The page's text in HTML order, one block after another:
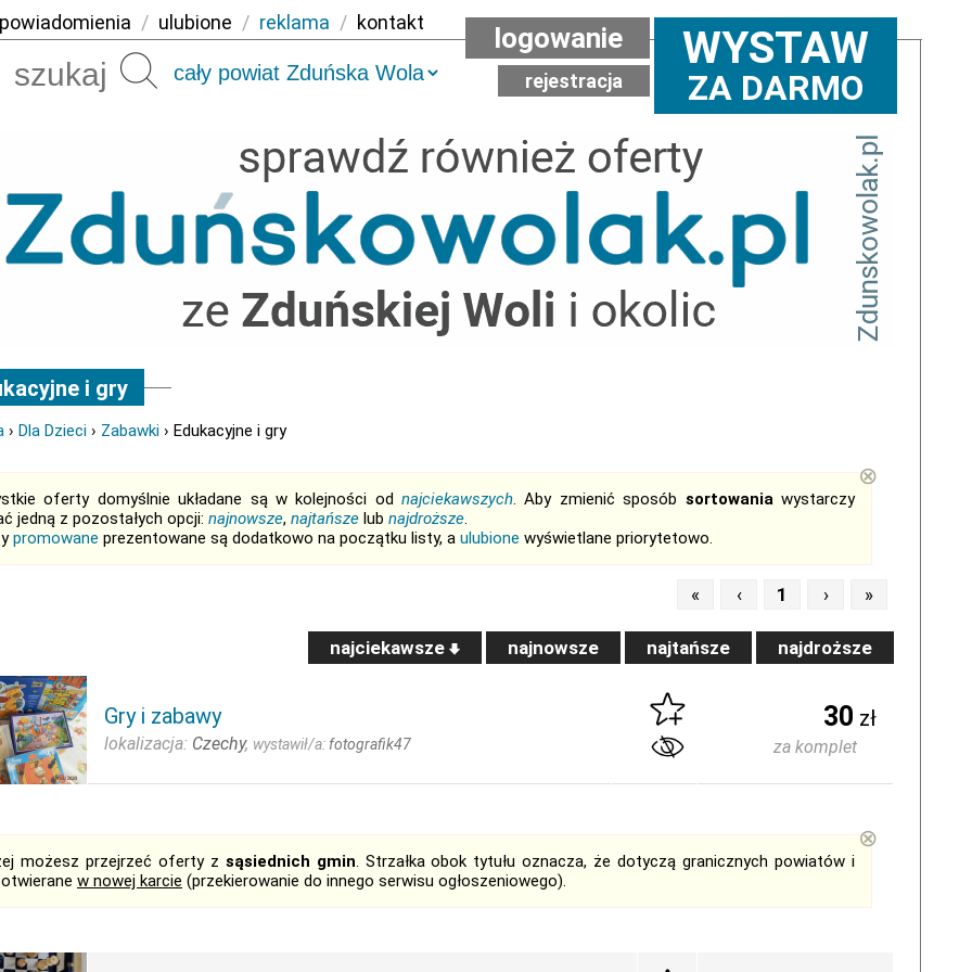
powiadomienia / ulubione / reklama / kontakt
Szukaj WYSTAW
ZA DARMO
logowanie
rejestracja
i gry
› Dla Dzieci › Zabawki › Edukacyjne i gry
oferty domyślnie układane są w kolejności odnajciekawszych. Aby zmienić sposób sortowaniawystarczy
jedną z pozostałych opcji: najnowsze, najtańsze lub najdroższe.
promowane prezentowane są dodatkowo na początku listy, a ulubione wyświetlane priorytetowo.
⊗
« ‹ 1 › »
najciekawsze najnowsze najtańsze najdroższe
Gry i zabawy
lokalizacja: Czechy, wystawił/a: fotografik47
30 zł
za komplet
możesz przejrzeć oferty z sąsiednich gmin. Strzałka obok tytułu oznacza, że dotyczą granicznych powiatów i
w nowej karcie (przekierowanie do innego serwisu ogłoszeniowego).
⊗